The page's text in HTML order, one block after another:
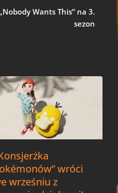
Wants This” na 3.
sezon
wróci
wrześniu z